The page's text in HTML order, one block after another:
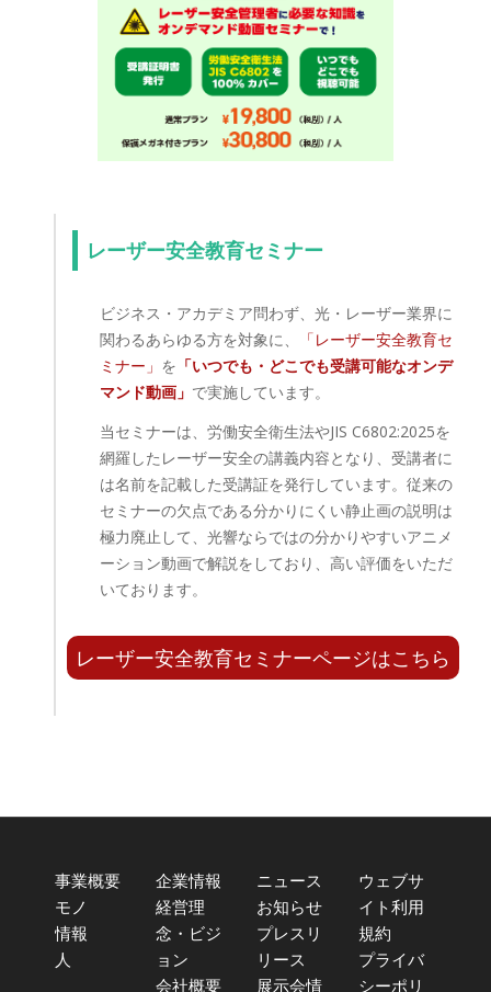
レーザー安全教育セミナー
ビジネス・アカデミア問わず、光・レーザー業界に
関わるあらゆる方を対象に、
「レーザー安全教育セ
ミナー」 を 「いつでも・どこでも受講可能なオンデ
マンド動画」 で実施しています。
当セミナーは、労働安全衛生法やJIS C6802:2025を
網羅したレーザー安全の講義内容となり、受講者に
は名前を記載した受講証を発行しています。従来の
セミナーの欠点である分かりにくい静止画の説明は
極力廃止して、光響ならではの分かりやすいアニメ
ーション動画で解説をしており、高い評価をいただ
いております。
レーザー安全教育セミナーページはこちら
事業概要
モノ
情報
人
企業情報
経営理
念・ビジ
ョン
会社概要
ニュース
お知らせ
プレスリ
リース
展示会情
ウェブサ
イト利用
規約
プライバ
シーポリ